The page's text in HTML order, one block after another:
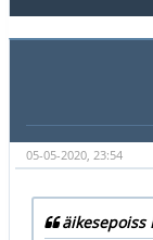
05-05-2020, 23:54
äikesepoiss